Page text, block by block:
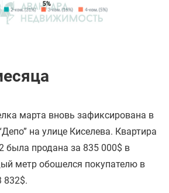
марта вновь зафиксирована в
на улице Киселева. Квартира
продана за 835 000$ в
метр обошелся покупателю в
832$.